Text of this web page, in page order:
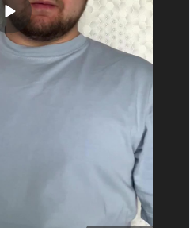
давления на кожу.
они исчезают в течение
местах. Проявление
отсутствие зуда,
всего это не крапивница,